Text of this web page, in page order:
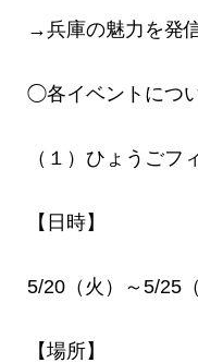
→兵庫の魅力を発
◯各イベントにつ
（１）ひょうごフ
【日時】
5/20（火）～5/25（
【場所】